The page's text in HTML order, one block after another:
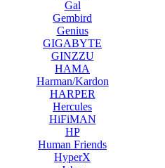
Gal
Gembird
Genius
GIGABYTE
GINZZU
HAMA
Harman/Kardon
HARPER
Hercules
HiFiMAN
HP
Human Friends
HyperX